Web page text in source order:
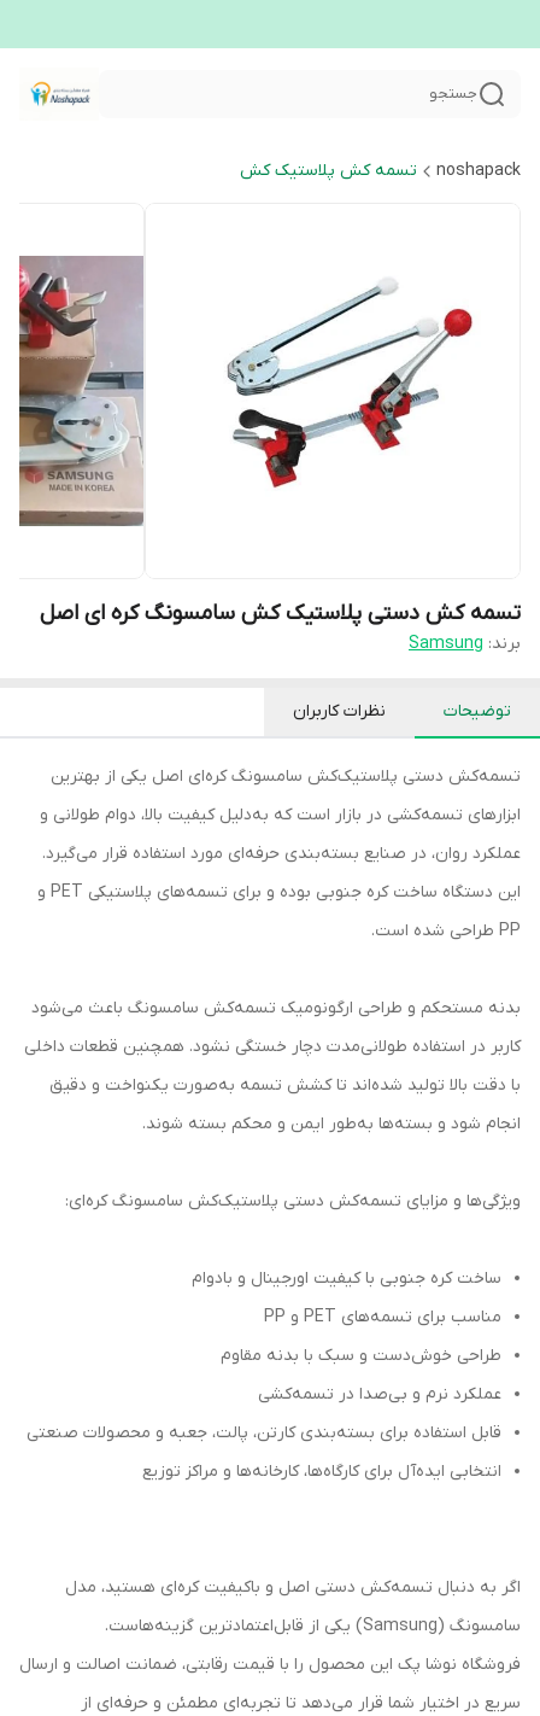
جستجو
noshapack تسمه کش پلاستیک کش
تسمه کش دستی پلاستیک کش سامسونگ کره ای اصل
برند: Samsung
توضیحات نظرات کاربران
تسمه‌کش دستی پلاستیک‌کش سامسونگ کره‌ای اصل یکی از بهترین
ابزارهای تسمه‌کشی در بازار است که به‌دلیل کیفیت بالا، دوام طولانی و
عملکرد روان، در صنایع بسته‌بندی حرفه‌ای مورد استفاده قرار می‌گیرد.
این دستگاه ساخت کره جنوبی بوده و برای تسمه‌های پلاستیکی PET و
PP طراحی شده است.
بدنه مستحکم و طراحی ارگونومیک تسمه‌کش سامسونگ باعث می‌شود
کاربر در استفاده طولانی‌مدت دچار خستگی نشود. همچنین قطعات داخلی
با دقت بالا تولید شده‌اند تا کشش تسمه به‌صورت یکنواخت و دقیق
انجام شود و بسته‌ها به‌طور ایمن و محکم بسته شوند.
ویژگی‌ها و مزایای تسمه‌کش دستی پلاستیک‌کش سامسونگ کره‌ای:
ساخت کره جنوبی با کیفیت اورجینال و بادوام
مناسب برای تسمه‌های PET و PP
طراحی خوش‌دست و سبک با بدنه مقاوم
عملکرد نرم و بی‌صدا در تسمه‌کشی
قابل استفاده برای بسته‌بندی کارتن، پالت، جعبه و محصولات صنعتی
انتخابی ایده‌آل برای کارگاه‌ها، کارخانه‌ها و مراکز توزیع
اگر به دنبال تسمه‌کش دستی اصل و باکیفیت کره‌ای هستید، مدل
سامسونگ (Samsung) یکی از قابل‌اعتمادترین گزینه‌هاست.
فروشگاه نوشا پک این محصول را با قیمت رقابتی، ضمانت اصالت و ارسال
سریع در اختیار شما قرار می‌دهد تا تجربه‌ای مطمئن و حرفه‌ای از